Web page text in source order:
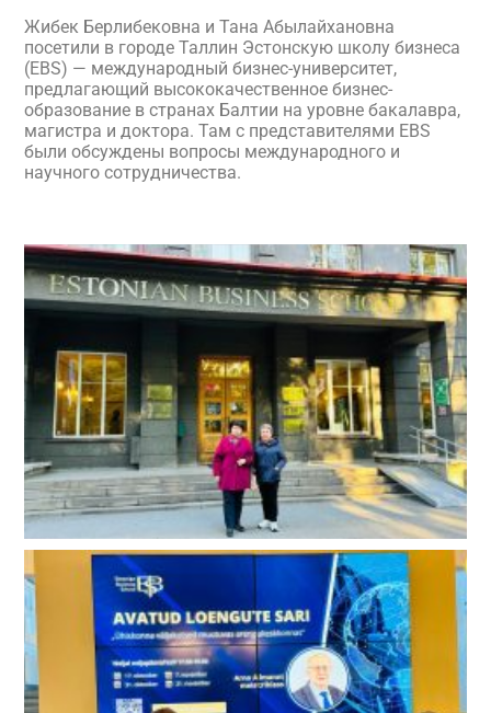
Жибек Берлибековна и Тана Абылайхановна
посетили в городе Таллин Эстонскую школу бизнеса
(EBS) — международный бизнес-университет,
предлагающий высококачественное бизнес-
образование в странах Балтии на уровне бакалавра,
магистра и доктора. Там с представителями EBS
были обсуждены вопросы международного и
научного сотрудничества.